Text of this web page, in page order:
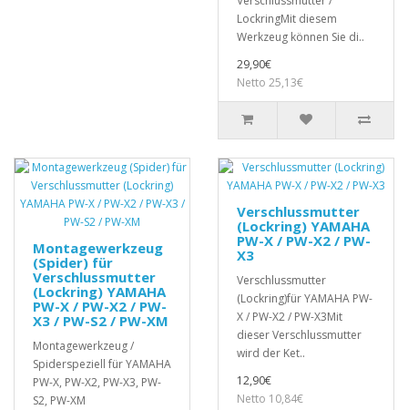
LockringMit diesem
Werkzeug können Sie di..
29,90€
Netto 25,13€
Montagewerkzeug
(Spider) für
Verschlussmutter
(Lockring) YAMAHA
PW-X / PW-X2 / PW-
X3 / PW-S2 / PW-XM
Montagewerkzeug /
Spiderspeziell für YAMAHA
PW-X, PW-X2, PW-X3, PW-
S2, PW-XM
Verschlussmutter
(Lockring) YAMAHA
PW-X / PW-X2 / PW-
X3
Verschlussmutter
(Lockring)für YAMAHA PW-
X / PW-X2 / PW-X3Mit
dieser Verschlussmutter
wird der Ket..
12,90€
Netto 10,84€